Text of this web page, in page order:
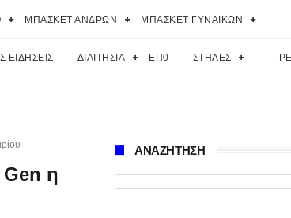
ΜΠΑΣΚΕΤ ΑΝΔΡΩΝ ΜΠΑΣΚΕΤ ΓΥΝΑΙΚΩΝ
ΕΙΔΗΣΕΙΣ ΔΙΑΙΤΗΣΙΑ ΕΠ0 ΣΤΗΛΕΣ
Gen η
ΑΝΑΖΗΤΗΣΗ